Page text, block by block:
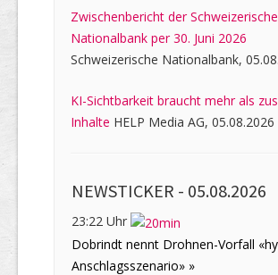
Zwischenbericht der
Nationalbank per 30. Juni 2026
Schweizerische Nationalbank,
KI-Sichtbarkeit braucht mehr als
Inhalte HELP Media AG, 05.08.2026
NEWSTICKER - 05.08.2026
23:22 Uhr
Dobrindt nennt Drohnen-Vorfall
Anschlagsszenario» »